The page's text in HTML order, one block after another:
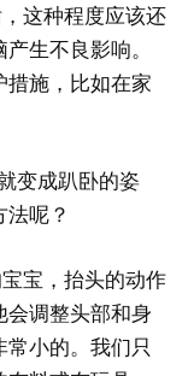
这种程度应该还
生不良影响。
措施，比如在家
变成趴卧的姿
呢？
宝，抬头的动作
会调整头部和身
小的。我们只